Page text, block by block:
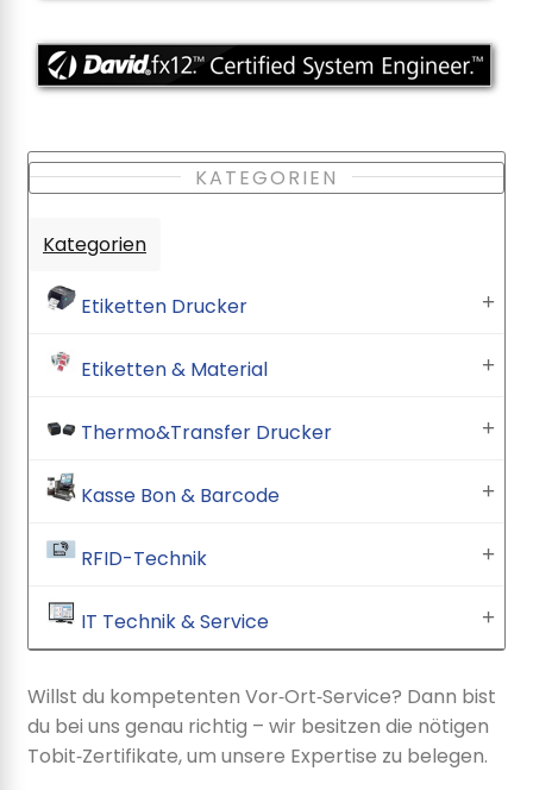
KATEGORIEN
Kategorien
Etiketten Drucker
Etiketten & Material
Thermo&Transfer Drucker
Kasse Bon & Barcode
RFID-Technik
IT Technik & Service
Willst du kompetenten Vor‑Ort‑Service? Dann bist
du bei uns genau richtig – wir besitzen die nötigen
Tobit‑Zertifikate, um unsere Expertise zu belegen.